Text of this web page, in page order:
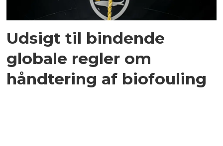
Udsigt til bindende
globale regler om
håndtering af biofouling